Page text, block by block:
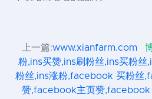
上一篇:www.xianfarm.com
粉,ins买赞,ins刷粉丝,ins买粉丝
粉丝,ins涨粉,facebook 买粉丝
赞,facebook主页赞